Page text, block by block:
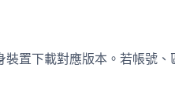
置下載對應版本。若帳號、